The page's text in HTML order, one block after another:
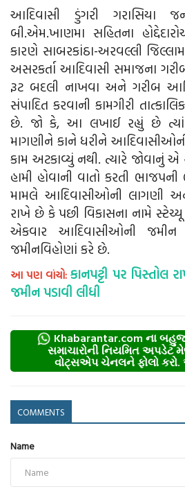
આદિવાસી ડુંગરી ગરાસિયા
બી.એમ.ખાણમા સહિતના
કારણે સાબરકાંઠા-અરવલ્લી
અસરકર્તા આદિવાસી સમાજના
રૂટ બદલી નાખવા અને ગરીબ
સંપાદિત કરવાની કામગીરી
છે. જો કે, આ લખાઈ રહ્યું છે ત્યાં
માગણીને કાને ધરીને
કામ અટકાવ્યું નથી. ત્યારે જોવાનું
હામી હોવાની વાતો કરતી
મામલે આદિવાસીઓની લાગણી
રાખે છે કે પછી વિકાસના નામે
એકવાર આદિવાસીઓની જમીન
જમીનવિહોણાં કરે છે.
આ પણ વાંચો:કાનપટ્ટી પર પિસ્તોલ
જમીન પડાવી લીધી
Khabarantar.com ના
સમાચારોની નિયમિત અપડેટ
વોટ્સએપ ચેનલને ફોલો કરો.
COMMENTS
Name